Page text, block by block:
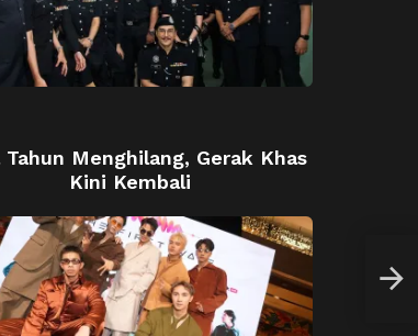
Tahun Menghilang, Gerak Khas
Kini Kembali